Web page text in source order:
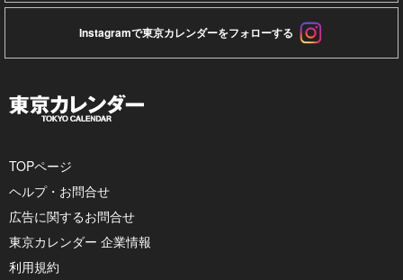
Instagramで東京カレンダーをフォローする
TOPページ
ヘルプ・お問合せ
広告に関するお問合せ
東京カレンダー 企業情報
利用規約